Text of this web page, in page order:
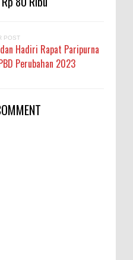
POST
Hadiri Rapat Paripurna
Perubahan 2023